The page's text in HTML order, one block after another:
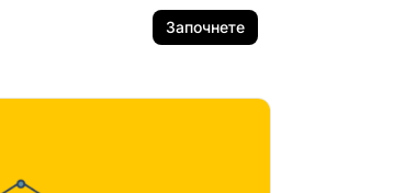
Започнете